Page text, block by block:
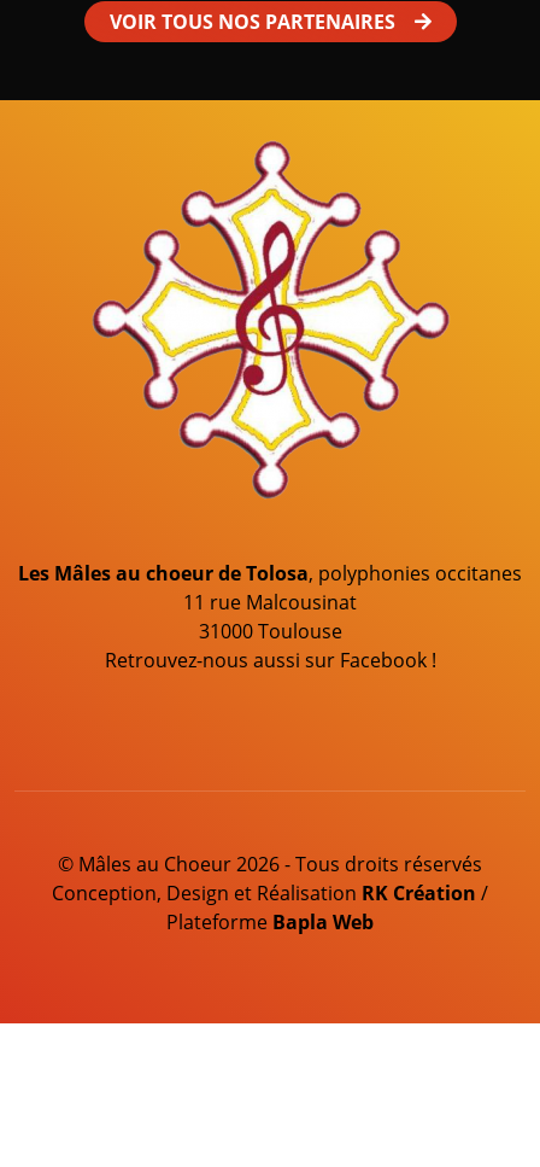
VOIR TOUS NOS PARTENAIRES
Les Mâles au choeur de Tolosa, polyphonies occitanes
11 rue Malcousinat
31000 Toulouse
Retrouvez-nous aussi sur Facebook !
© Mâles au Choeur 2026 - Tous droits réservés
Conception, Design et Réalisation RK Création /
Plateforme Bapla Web